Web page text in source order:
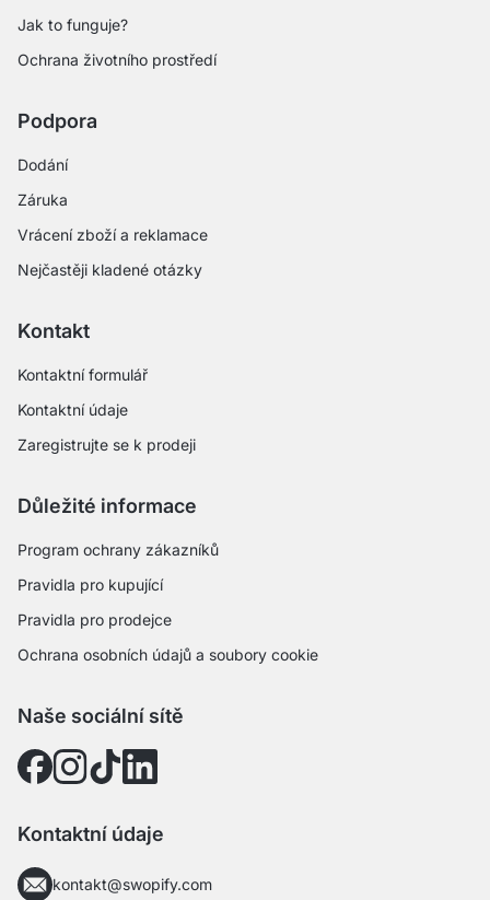
Jak to funguje?
Ochrana životního prostředí
Podpora
Dodání
Záruka
Vrácení zboží a reklamace
Nejčastěji kladené otázky
Kontakt
Kontaktní formulář
Kontaktní údaje
Zaregistrujte se k prodeji
Důležité informace
Program ochrany zákazníků
Pravidla pro kupující
Pravidla pro prodejce
Ochrana osobních údajů a soubory cookie
Naše sociální sítě
Kontaktní údaje
kontakt@swopify.com